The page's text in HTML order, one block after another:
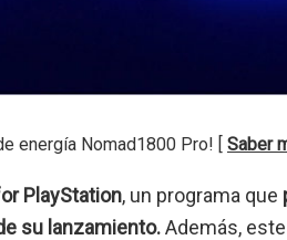
energía Nomad1800 Pro! [ Saber
PlayStation, un programa que
su lanzamiento.Además,